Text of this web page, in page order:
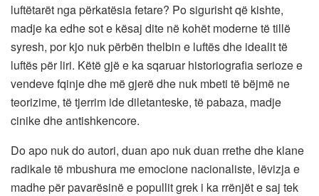
luftëtarët nga përkatësia fetare? Po sigurisht që kishte,
madje ka edhe sot e kësaj dite në kohët moderne të tillë
syresh, por kjo nuk përbën thelbin e luftës dhe idealit të
luftës për liri. Këtë gjë e ka sqaruar historiografia serioze e
vendeve fqinje dhe më gjerë dhe nuk mbeti të bëjmë ne
teorizime, të tjerrim ide diletanteske, të pabaza, madje
cinike dhe antishkencore.
Do apo nuk do autori, duan apo nuk duan rrethe dhe klane
radikale të mbushura me emocione nacionaliste, lëvizja e
madhe për pavarësinë e popullit grek i ka rrënjët e saj tek